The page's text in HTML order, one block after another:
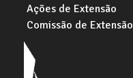
Ações de Extensão
Comissão de Extensão